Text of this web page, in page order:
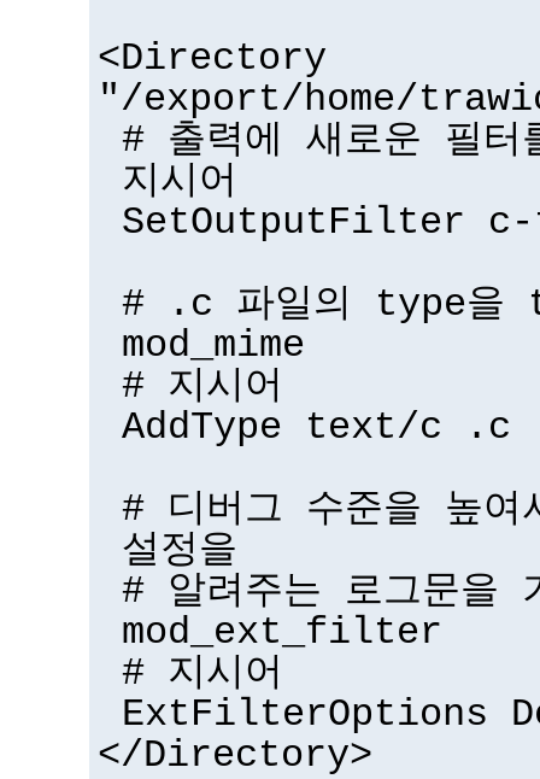
<Directory
"/export/home/
# 출력에 새로운 필
지시어
SetOutputFilter
# .c 파일의 type을
mod_mime
# 지시어
AddType text/c .c
# 디버그 수준을 높여
설정을
# 알려주는 로그문을
mod_ext_filter
# 지시어
ExtFilterOptions
</Directory>